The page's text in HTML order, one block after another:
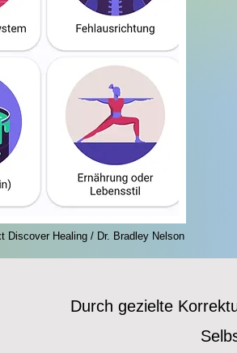
Discover Healing / Dr. Bradley Nelson
Durch gezielte